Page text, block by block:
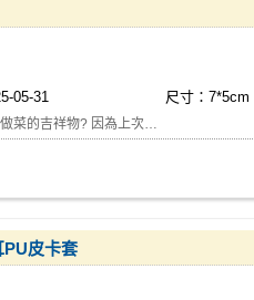
05-31 尺寸：7*5cm
菜的吉祥物? 因為上次…
皮卡套